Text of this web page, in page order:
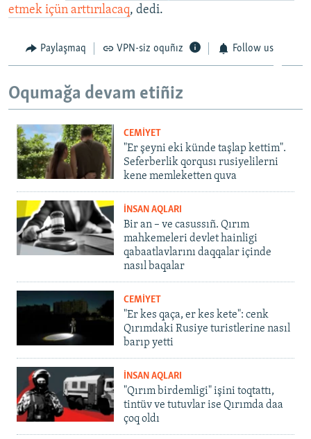
etmek içün arttırılacaq, dedi.
Paylaşmaq VPN-siz oquñız Follow us
Oqumağa devam etiñiz
CEMİYET
"Er şeyni eki künde taşlap kettim".
Seferberlik qorqusı rusiyelilerni
kene memleketten quva
İNSAN AQLARI
Bir an – ve casussıñ. Qırım
mahkemeleri devlet hainligi
qabaatlavlarını daqqalar içinde
nasıl baqalar
CEMİYET
"Er kes qaça, er kes kete": cenk
Qırımdaki Rusiye turistlerine nasıl
barıp yetti
İNSAN AQLARI
"Qırım birdemligi" işini toqtattı,
tintüv ve tutuvlar ise Qırımda daa
çoq oldı